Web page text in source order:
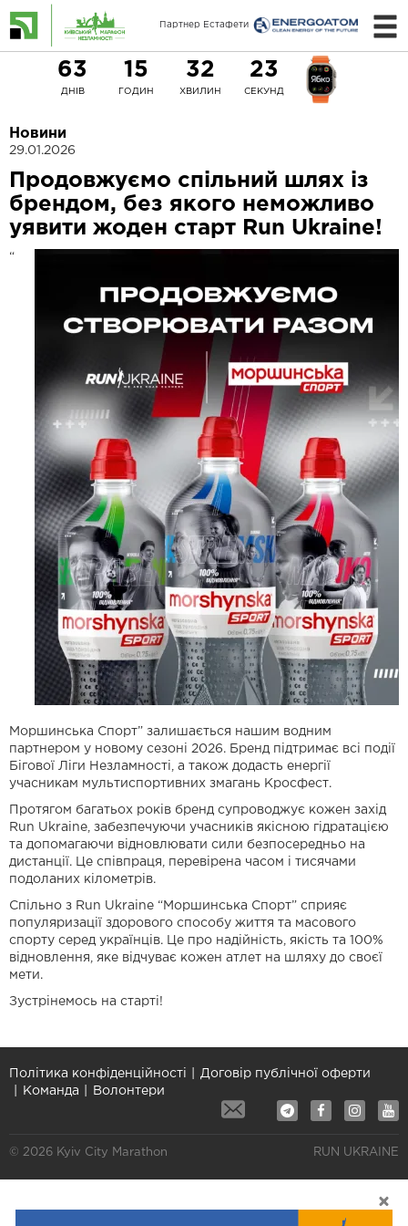
Партнер Естафети
63
ДНІВ
15
ГОДИН
32
ХВИЛИН
23
СЕКУНД
Новини
29.01.2026
Продовжуємо спільний шлях із
брендом, без якого неможливо
уявити жоден старт Run Ukraine!
“
Моршинська Спорт” залишається нашим водним
партнером у новому сезоні 2026. Бренд підтримає всі події
Бігової Ліги Незламності, а також додасть енергії
учасникам мультиспортивних змагань Кросфест.
Протягом багатьох років бренд супроводжує кожен захід
Run Ukraine, забезпечуючи учасників якісною гідратацією
та допомагаючи відновлювати сили безпосередньо на
дистанції. Це співпраця, перевірена часом і тисячами
подоланих кілометрів.
Спільно з Run Ukraine “Моршинська Спорт” сприяє
популяризації здорового способу життя та масового
спорту серед українців. Це про надійність, якість та 100%
відновлення, яке відчуває кожен атлет на шляху до своєї
мети.
Зустрінемось на старті!
Політика конфіденційності
Договір публічної оферти
Команда
Волонтери
© 2026 Kyiv City Marathon RUN UKRAINE